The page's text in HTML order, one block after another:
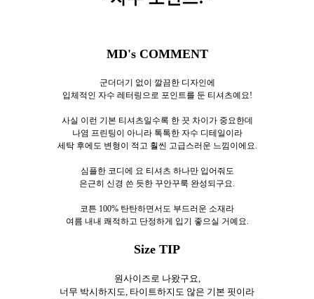
MD's COMMENT
군더더기 없이 깔끔한 디자인에
입체적인 자수 레터링으로 포인트를 둔 티셔츠예요!
사실 이런 기본 티셔츠일수록 한 끗 차이가 중요한데
나염 프린팅이 아니라 톡톡한 자수 디테일이라
세탁 후에도 변형이 적고 훨씬 고급스러운 느낌이에요.
심플한 코디에 요 티셔츠 하나만 입어줘도
은근히 신경 쓴 듯한 꾸안꾸룩 완성되구요.
코튼 100% 탄탄하면서도 부드러운 소재라
여름 내내 쾌적하고 단정하게 입기 좋으실 거예요.
Size TIP
원사이즈로 나왔구요,
너무 박시하지도, 타이트하지도 않은 기본 핏이라